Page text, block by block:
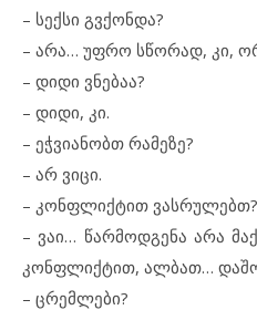
– სექსი გვქონდა?
– არა… უფრო სწორად, კი,
– დიდი ვნებაა?
– დიდი, კი.
– ეჭვიანობთ რამეზე?
– არ ვიცი.
– კონფლიქტით ვასრულებთ?
– ვაი… წარმოდგენა არა
კონფლიქტით, ალბათ…
– ცრემლები?